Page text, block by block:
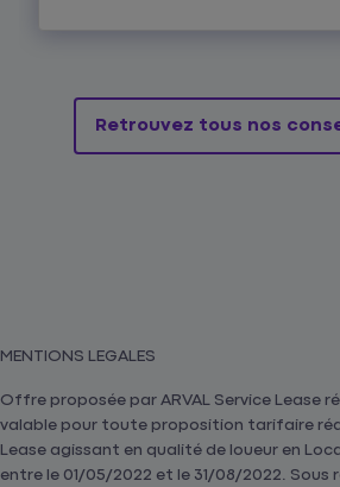
Retrouvez tous nos
MENTIONS LEGALES
Offre proposée par ARVAL Service Lease
valable pour toute proposition tarifaire
Lease agissant en qualité de loueur en
entre le 01/05/2022 et le 31/08/2022. Sous